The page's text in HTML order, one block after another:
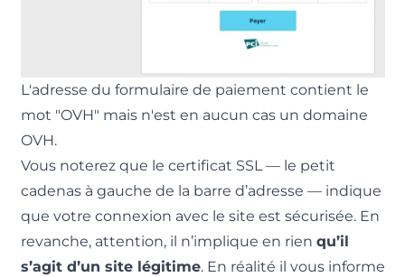
L'adresse du formulaire de paiement contient le
mot "OVH" mais n'est en aucun cas un domaine
OVH.
Vous noterez que le certificat SSL — le petit
cadenas à gauche de la barre d’adresse — indique
que votre connexion avec le site est sécurisée. En
revanche, attention, il n’implique en rien qu’il
s’agit d’un site légitime. En réalité il vous informe